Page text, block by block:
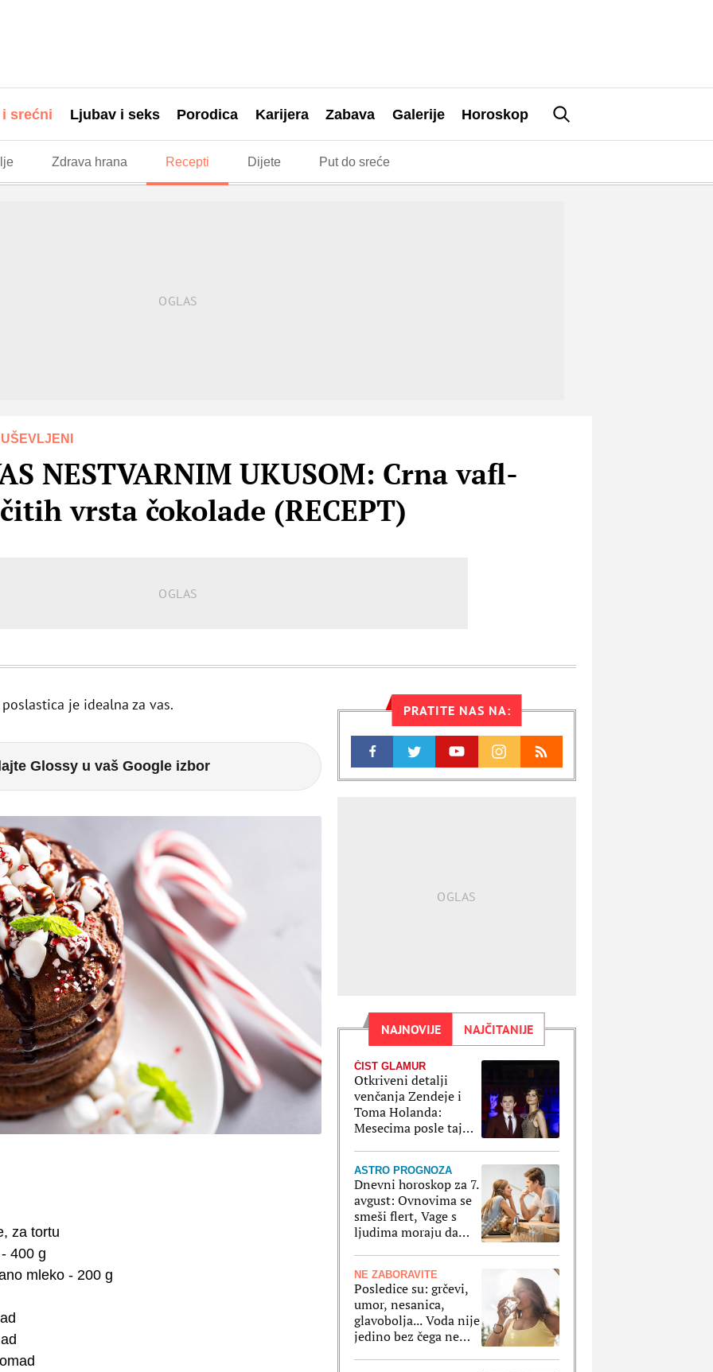
srećni Ljubav i seks Porodica Karijera Zabava Galerije Horoskop
Zdrava hrana Recepti Dijete Put do sreće
NESTVARNIM UKUSOM: Crna vafl-
vrsta čokolade (RECEPT)
je idealna za vas.
Glossy u vaš Google izbor
za tortu
400 g
mleko - 200 g
PRATITE NAS NA:
NAJNOVIJE NAJČITANIJE
ČIST GLAMUR
Otkriveni detalji
venčanja Zendeje i
Toma Holanda:
Mesecima posle tajne
bajkovito slavlje
ASTRO PROGNOZA
Dnevni horoskop za 7.
avgust: Ovnovima se
smeši flert, Vage s
ljudima moraju da
NE ZABORAVITE
Posledice su: grčevi,
umor, nesanica,
glavobolja... Voda nije
jedino bez čega ne